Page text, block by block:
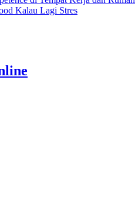
Kalau Lagi Stres